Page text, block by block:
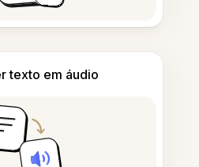
texto em áudio